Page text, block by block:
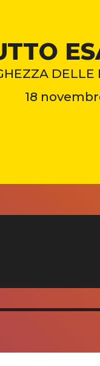
DELLE
18